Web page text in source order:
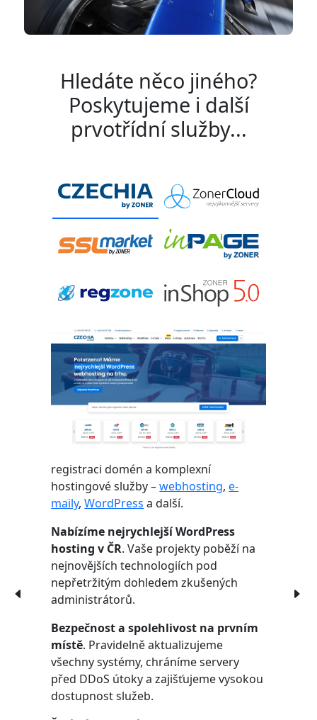
Hledáte něco jiného?
Poskytujeme i další
prvotřídní služby...
registraci domén a komplexní
hostingové služby –webhosting,e-
maily,WordPress a další.
Nabízíme nejrychlejší WordPress
hosting v ČR. Vaše projekty poběží na
nejnovějších technologiích pod
nepřetržitým dohledem zkušených
administrátorů.
Bezpečnost a spolehlivost na prvním
místě. Pravidelně aktualizujeme
všechny systémy, chráníme servery
před DDoS útoky a zajišťujeme vysokou
dostupnost služeb.